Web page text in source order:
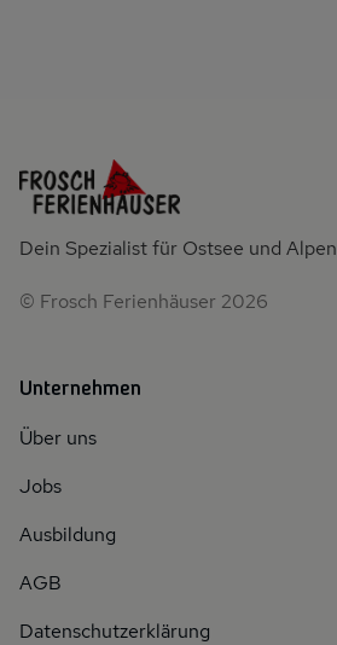
Dein Spezialist für Ostsee und Alpen
© Frosch Ferienhäuser 2026
Unternehmen
Über uns
Jobs
Ausbildung
AGB
Datenschutzerklärung